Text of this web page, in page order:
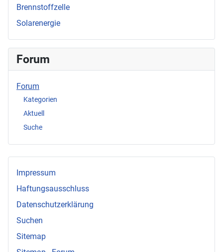
Brennstoffzelle
Solarenergie
Forum
Forum
Kategorien
Aktuell
Suche
Impressum
Haftungsausschluss
Datenschutzerklärung
Suchen
Sitemap